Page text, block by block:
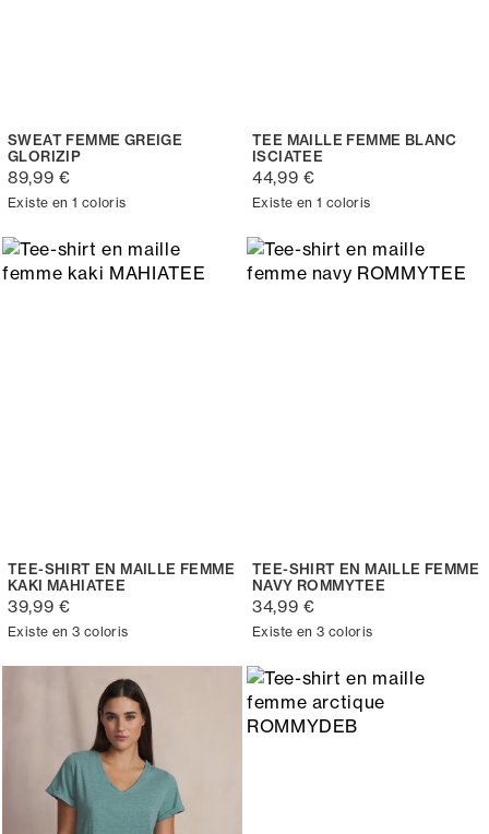
SWEAT FEMME GREIGE
GLORIZIP
89,99 €
Existe en 1 coloris
TEE MAILLE FEMME BLANC
ISCIATEE
44,99 €
Existe en 1 coloris
TEE-SHIRT EN MAILLE FEMME
KAKI MAHIATEE
39,99 €
Existe en 3 coloris
TEE-SHIRT EN MAILLE FEMME
NAVY ROMMYTEE
34,99 €
Existe en 3 coloris